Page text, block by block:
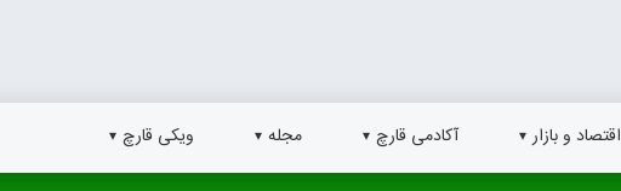
اقتصاد و بازار آکادمی قارچ مجله ویکی قارچ